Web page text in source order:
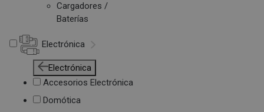
Cargadores /
Baterías
Electrónica
Electrónica
Accesorios Electrónica
Domótica